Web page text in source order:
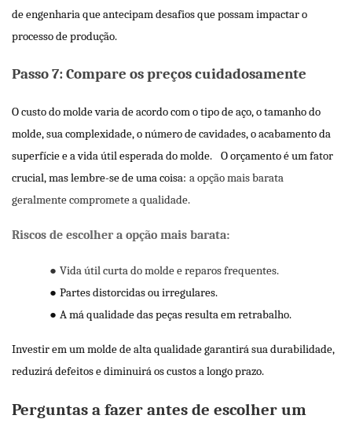
de engenharia que antecipam desafios que possam impactar o
processo de produção.
Passo 7: Compare os preços cuidadosamente
O custo do molde varia de acordo com o tipo de aço, o tamanho do
molde, sua complexidade, o número de cavidades, o acabamento da
superfície e a vida útil esperada do molde.
O orçamento é um fator
crucial, mas lembre-se de uma coisa: a opção mais barata
geralmente compromete a qualidade.
Riscos de escolher a opção mais barata:
● Vida útil curta do molde e reparos frequentes.
● Partes distorcidas ou irregulares.
● A má qualidade das peças resulta em retrabalho.
Investir em um molde de alta qualidade garantirá sua durabilidade,
reduzirá defeitos e diminuirá os custos a longo prazo.
Perguntas a fazer antes de escolher um